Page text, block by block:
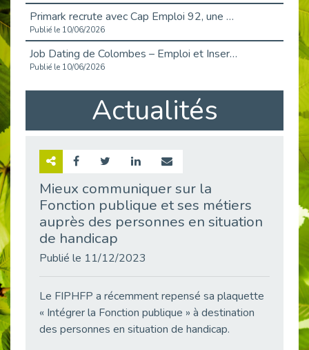
Primark recrute avec Cap Emploi 92, une matinée couronnée de succès !
Publié le 10/06/2026
Job Dating de Colombes – Emploi et Insertion
Publié le 10/06/2026
Aborder l'entretien et la situation de handicap en toute confiance
Publié le 09/06/2026
Retour sur l’atelier « Optimiser sa recherche d’emploi »
Emploi & Handicap : Hachette Livre et Cap emploi 92 renforcent leur collaboration
Publié le 02/06/2026
Publié le 30/05/2026
« Confiance en soi et acceptation du handicap » : un levier puissant vers l’emploi
Publié le 22/05/2026
Handicap et emploi : une matinée pour briser les tabous
Publié le 21/05/2026
Actualités
Mieux communiquer sur la
Fonction publique et ses métiers
auprès des personnes en situation
de handicap
Publié le 11/12/2023
Le FIPHFP a récemment repensé sa plaquette
« Intégrer la Fonction publique » à destination
des personnes en situation de handicap.